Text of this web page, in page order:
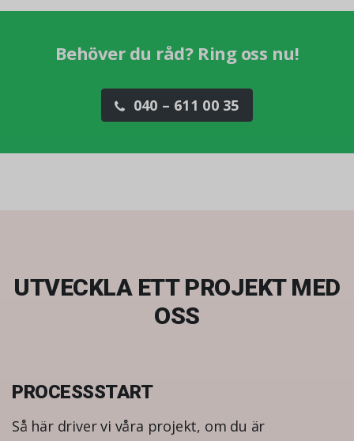
Behöver du råd? Ring oss nu!
040 – 611 00 35
UTVECKLA ETT PROJEKT MED
OSS
PROCESSSTART
Så här driver vi våra projekt, om du är